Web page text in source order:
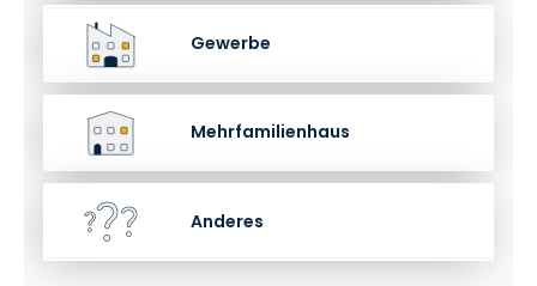
Gewerbe
Mehrfamilienhaus
Anderes